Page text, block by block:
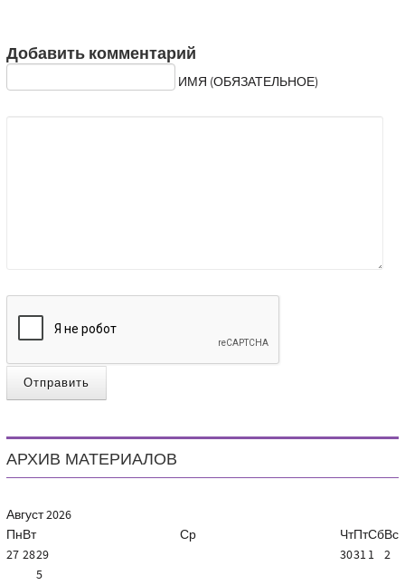
Добавить комментарий
ИМЯ (ОБЯЗАТЕЛЬНОЕ)
Отправить
АРХИВ МАТЕРИАЛОВ
Август2026
ПнВт Ср ЧтПтСбВс
27 2829 30311 2
5